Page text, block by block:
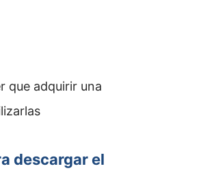
que adquirir una
descargar el